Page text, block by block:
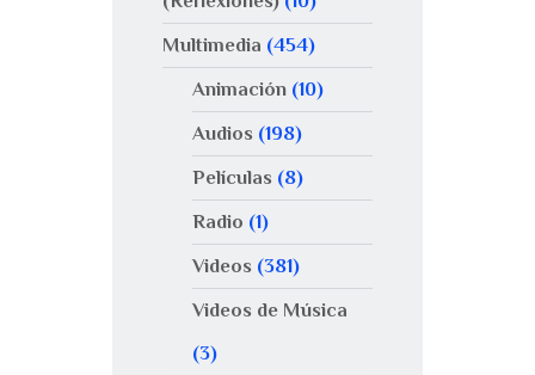
Multimedia (454)
Animación(10)
Audios (198)
Películas (8)
Radio (1)
Videos (381)
Videos de Música
(3)